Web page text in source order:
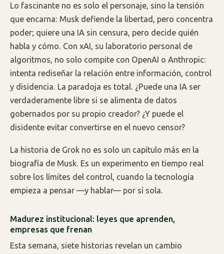
Lo fascinante no es solo el personaje, sino la tensión
que encarna: Musk defiende la libertad, pero concentra
poder; quiere una IA sin censura, pero decide quién
habla y cómo. Con xAI, su laboratorio personal de
algoritmos, no solo compite con OpenAI o Anthropic:
intenta rediseñar la relación entre información, control
y disidencia. La paradoja es total. ¿Puede una IA ser
verdaderamente libre si se alimenta de datos
gobernados por su propio creador? ¿Y puede el
disidente evitar convertirse en el nuevo censor?
La historia de Grok no es solo un capítulo más en la
biografía de Musk. Es un experimento en tiempo real
sobre los límites del control, cuando la tecnología
empieza a pensar —y hablar— por sí sola.
Madurez institucional: leyes que aprenden,
empresas que frenan
Esta semana, siete historias revelan un cambio